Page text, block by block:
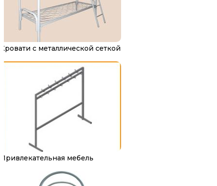
Кровати с металлической сеткой
Привлекательная мебель